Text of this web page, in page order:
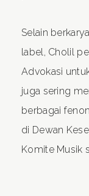
Selain
label, Cholil
Advokasi
juga sering
berbagai
di Dewan
Komite Musik